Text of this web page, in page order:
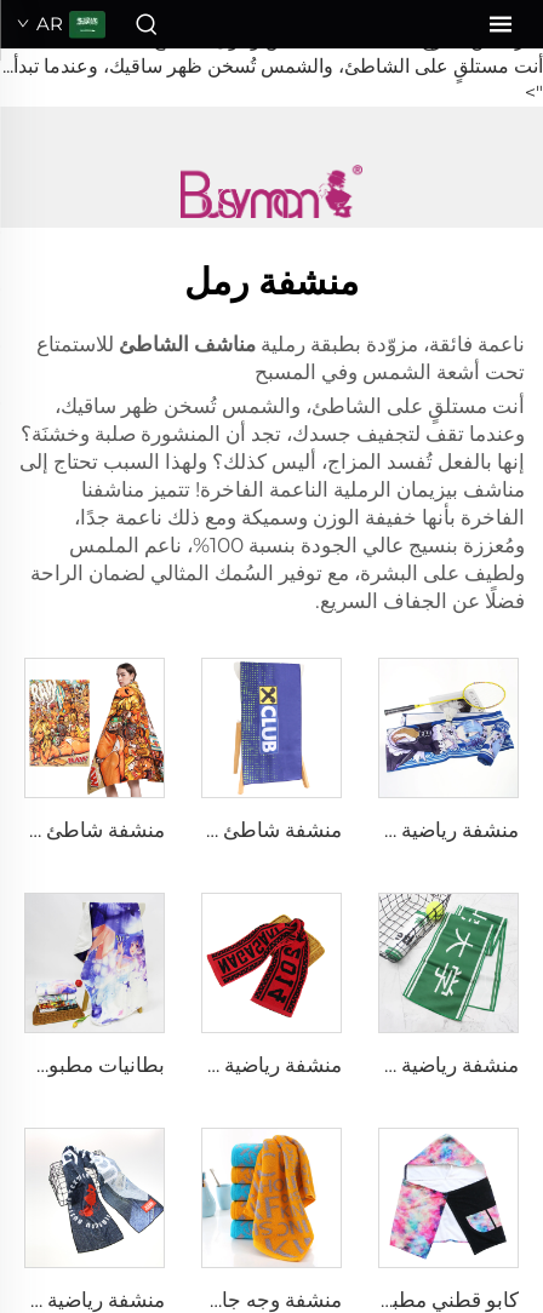
مناشف الشاطئ
لمزيد من المرح تحت أشعة الشمس وحول المسبح
أنت مستلقٍ على الشاطئ، والشمس تُسخن ظهر ساقيك، وعندما تبدأ...
">
AR
منشفة رمل
ناعمة فائقة، مزوّدة بطبقة رملية مناشف الشاطئ للاستمتاع
تحت أشعة الشمس وفي المسبح
أنت مستلقٍ على الشاطئ، والشمس تُسخن ظهر ساقيك،
وعندما تقف لتجفيف جسدك، تجد أن المنشورة صلبة وخشنَة؟
إنها بالفعل تُفسد المزاج، أليس كذلك؟ ولهذا السبب تحتاج إلى
مناشف بيزيمان الرملية الناعمة الفاخرة! تتميز مناشفنا
الفاخرة بأنها خفيفة الوزن وسميكة ومع ذلك ناعمة جدًا،
ومُعززة بنسيج عالي الجودة بنسبة 100%، ناعم الملمس
ولطيف على البشرة، مع توفير السُمك المثالي لضمان الراحة
فضلًا عن الجفاف السريع.
منشفة رياضية مخصصة مطبوعة رقميًا برسوم أنمي شخصية بالجملة منشفة شاطئ خفيفة الوزن لا تلتصق بالرمل مخصصة مطبوعة بالنقل الحراري منشفة شاطئ مخصصة كبيرة جدًا من القطن 100% مطبوعة
منشفة رياضية مخصصة من المايكروفايبر المخمري مطبوعة على الجانبين مع شعار منشفة رياضية مخصصة للعرق بتصميم جاكار مع شعار مخصص بطانيات مطبوعة بتقنية التسامي من قماش الكريستال المخملي حسب الطلب
كابو قطني مطبوع بتقنية رقمية للبالغين منشفة وجه جاكار قطنية مخصصة مع شعار منشفة رياضية قطنية مطبوعة رقميًا